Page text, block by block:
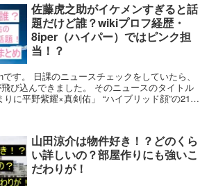
佐藤虎之助がイケメンすぎると話
題だけど誰？wikiプロフ経歴・
8iper（ハイパー）ではピンク担
当！？
す。 日課のニュースチェックをしていたら、
び込んできました。 そのニュースのタイトル
に平野紫耀×真剣佑」 “ハイブリッド顔”の21歳
山田涼介は物件好き！？どのくら
い詳しいの？部屋作りにも強いこ
だわりが！